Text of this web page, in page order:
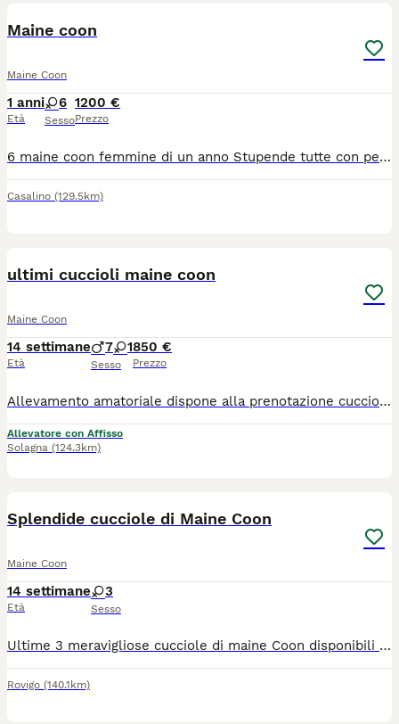
Maine coon
Maine Coon
1 anni
Età
6
Sesso
1200 €
Prezzo
6 maine coon femmine di un anno Stupende tutte con pedigree aperto due linea russa vendo per problemi di salute di mio papà che le cura
Casalino (129.5km)
ultimi cuccioli maine coon
Maine Coon
14 settimane
Età
7 1
Sesso
850 €
Prezzo
Allevamento amatoriale dispone alla prenotazione cuccioli di maine ccon di 5 settimane, nati il 1 maggio 2026. Saranno consegnati da metà di agosto con: -doppia vaccinazione -sverminati -microchip con registro all'anagrafa canina -contratto di cessione -pedigree Agi da compagnia con obbligo di sterilizzazione I genitori sono essenti delle malattie genetiche come HCM e PDK. Cresciuti in ambiente familiare strettamente con la famiglia e con i nostri cani e altri pelosi. Per ulteriori informazioni contattateci via whatsapp è gradita una breve presentazione. NO perditempo o curiosi
Allevatore con Affisso
Solagna (124.3km)
Splendide cucciole di Maine Coon
Maine Coon
14 settimane
Età
3
Sesso
Ultime 3 meravigliose cucciole di maine Coon disponibili da fine giugno. Verranno cedute con prima vaccinazione, sverminazione, prima visita di accertamento di buona salute e kit cucciolo. Prezzo trattabile.
Rovigo (140.1km)